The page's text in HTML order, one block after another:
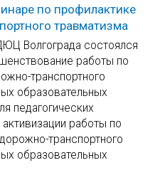
по профилактике
травматизма
Волгограда состоялся
работы по
транспортного
образовательных
педагогических
работы по
транспортного
образовательных